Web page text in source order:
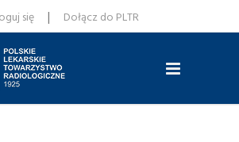
się | Dołącz do PLTR